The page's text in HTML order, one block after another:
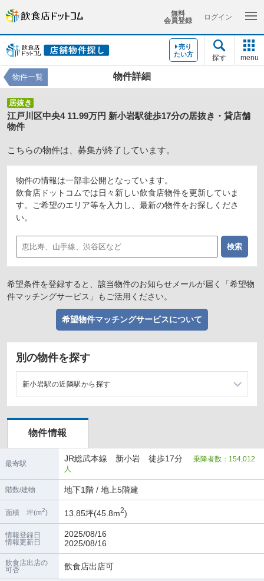
無料
会員登録
ログイン
売り
たい方
探す menu
物件詳細
物件一覧
居抜き
江戸川区中央4 11.99万円 新小岩駅徒歩17分の居抜き・貸店舗
物件
こちらの物件は、募集が終了しています。
物件の情報は一部非公開となっています。
飲食店ドットコムでは日々新しい飲食店物件を更新していま
す。ご希望のエリア等を入力し、最新の物件をお探しくださ
い。
希望条件を登録すると、該当物件のお知らせメールが届く「希望物
件マッチングサービス」もご活用ください。
希望物件マッチングサービスについて
別の物件を探す
新小岩駅の近隣駅から探す
平井駅の店舗物件・貸店舗・テナント一覧
小岩駅の店舗物件・貸店舗・テナント一覧
馬喰町駅の店舗物件・貸店舗・テナント一覧
物件情報
最寄駅
JR総武本線 新小岩 徒歩17分 乗降者数：154,012
人
階数/建物 地下1階 / 地上5階建
面積 坪(m2) 13.85坪(45.8m2)
情報登録日
情報更新日
2025/08/16
2025/08/16
飲食店出店の
可否
飲食店出店可